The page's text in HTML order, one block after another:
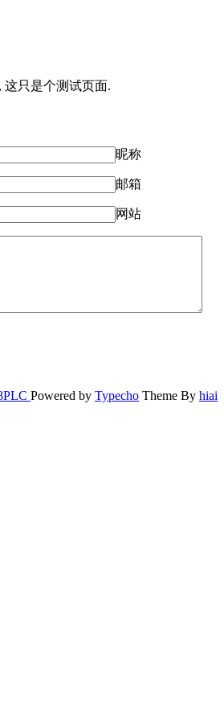
这只是个测试页面.
昵称
邮箱
网站
Powered by Typecho Theme By hiai